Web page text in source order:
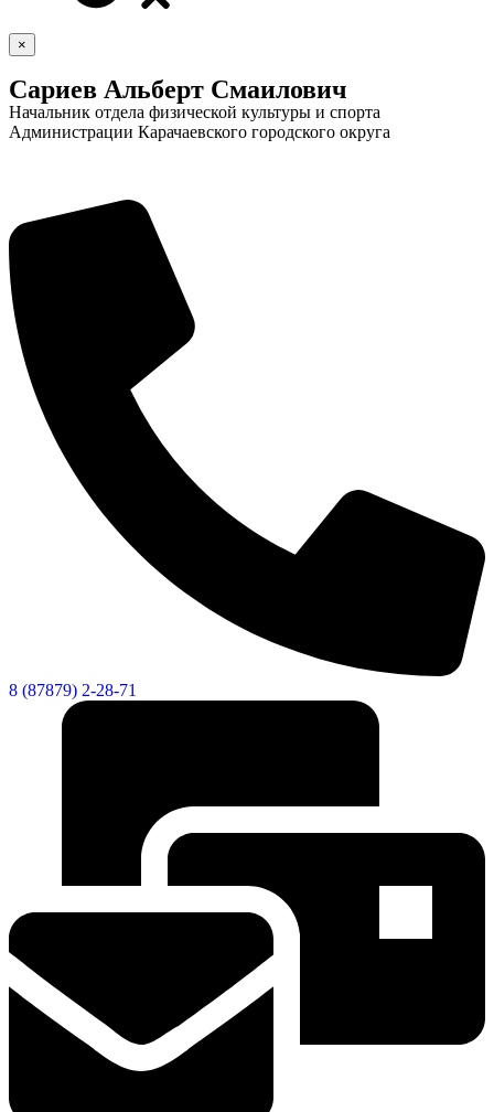
×
Сариев Альберт Смаилович
Начальник отдела физической культуры и спорта
Администрации Карачаевского городского округа
8 (87879) 2-28-71